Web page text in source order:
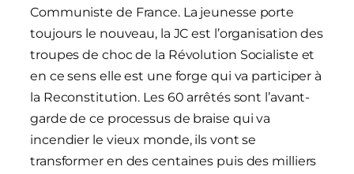
Communiste de France. La jeunesse porte
toujours le nouveau, la JC est l’organisation des
troupes de choc de la Révolution Socialiste et
en ce sens elle est une forge qui va participer à
la Reconstitution. Les 60 arrêtés sont l’avant-
garde de ce processus de braise qui va
incendier le vieux monde, ils vont se
transformer en des centaines puis des milliers